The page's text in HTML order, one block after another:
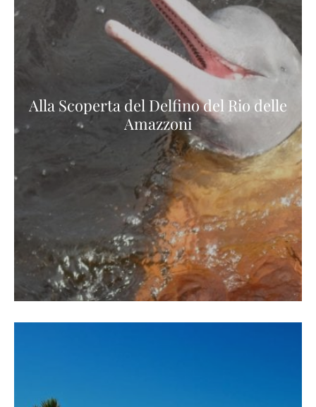
Alla Scoperta del Delfino del Rio delle
Amazzoni